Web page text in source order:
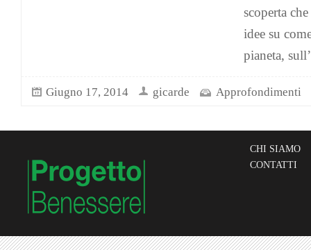
scoperta
idee su
pianeta,
Giugno 17, 2014 gicarde Approfondimenti
CHI SIAMO
CONTATTI